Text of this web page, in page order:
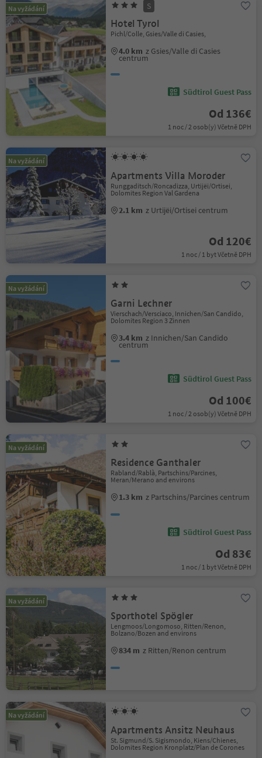
Na vyžádání S
Hotel Tyrol
Pichl/Colle, Gsies/Valle di Casies,
4.0 km z Gsies/Valle di Casies
centrum
Südtirol Guest Pass
Od 136€
1 noc / 2 osob(y) Včetně DPH
Na vyžádání
Apartments Villa Moroder
Runggaditsch/Roncadizza, Urtijëi/Ortisei,
Dolomites Region Val Gardena
2.1 km z Urtijëi/Ortisei centrum
Od 120€
1 noc / 1 byt Včetně DPH
Na vyžádání
Garni Lechner
Vierschach/Versciaco, Innichen/San Candido,
Dolomites Region 3 Zinnen
3.4 km z Innichen/San Candido
centrum
Südtirol Guest Pass
Od 100€
1 noc / 2 osob(y) Včetně DPH
Na vyžádání
Residence Ganthaler
Rabland/Rablà, Partschins/Parcines,
Meran/Merano and environs
1.3 km z Partschins/Parcines centrum
Südtirol Guest Pass
Od 83€
1 noc / 1 byt Včetně DPH
Na vyžádání
Sporthotel Spögler
Lengmoos/Longomoso, Ritten/Renon,
Bolzano/Bozen and environs
834 m z Ritten/Renon centrum
Na vyžádání
Apartments Ansitz Neuhaus
St. Sigmund/S. Sigismondo, Kiens/Chienes,
Dolomites Region Kronplatz/Plan de Corones